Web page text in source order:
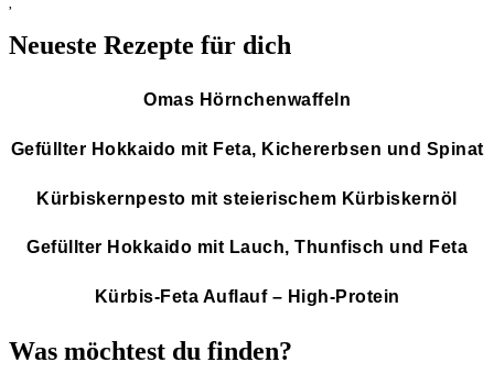
Neueste Rezepte für dich
Omas Hörnchenwaffeln
Gefüllter Hokkaido mit Feta, Kichererbsen und Spinat
Kürbiskernpesto mit steierischem Kürbiskernöl
Gefüllter Hokkaido mit Lauch, Thunfisch und Feta
Kürbis-Feta Auflauf – High-Protein
Was möchtest du finden?